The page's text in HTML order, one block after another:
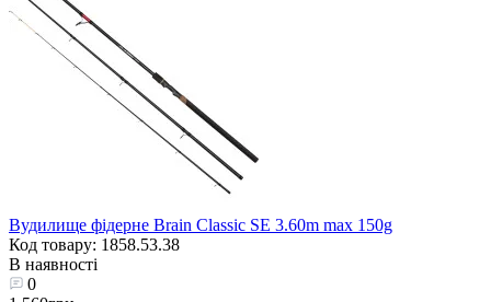
Вудилище фідерне Brain Classic SE 3.60m max 150g
Код товару: 1858.53.38
В наявності
0